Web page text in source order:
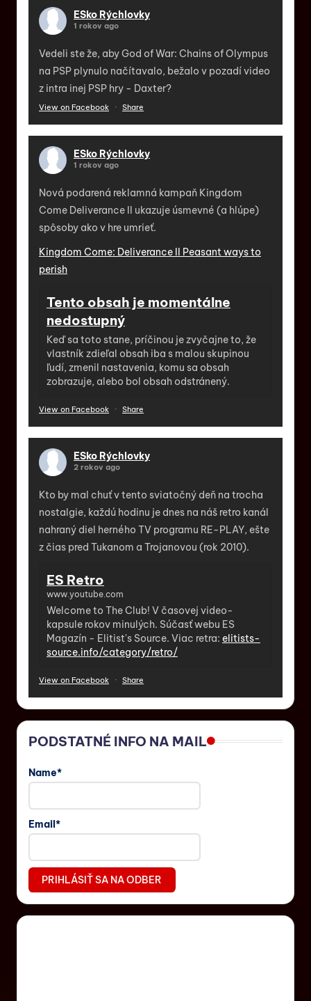
ESko Rýchlovky
1 rokov ago
Vedeli ste že, aby God of War: Chains of Olympus
na PSP plynulo načítavalo, bežalo v pozadí video
z intra inej PSP hry - Daxter?
View on Facebook · Share
ESko Rýchlovky
1 rokov ago
Nová podarená reklamná kampaň Kingdom
Come Deliverance II ukazuje úsmevné (a hlúpe)
spôsoby ako v hre umrieť.
Kingdom Come: Deliverance II Peasant ways to
perish
Tento obsah je momentálne
nedostupný
Keď sa toto stane, príčinou je zvyčajne to, že
vlastník zdieľal obsah iba s malou skupinou
ľudí, zmenil nastavenia, komu sa obsah
zobrazuje, alebo bol obsah odstránený.
View on Facebook · Share
ESko Rýchlovky
2 rokov ago
Kto by mal chuť v tento sviatočný deň na trocha
nostalgie, každú hodinu je dnes na náš retro kanál
nahraný diel herného TV programu RE-PLAY, ešte
z čias pred Tukanom a Trojanovou (rok 2010).
ES Retro
www.youtube.com
Welcome to The Club! V časovej video-
kapsule rokov minulých. Súčasť webu ES
Magazín - Elitist's Source. Viac retra: elitists-
source.info/category/retro/
View on Facebook · Share
PODSTATNÉ INFO NA MAIL
Name*
Email*